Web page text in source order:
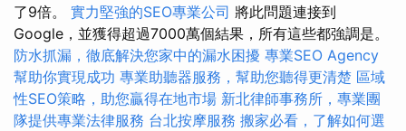
了9倍。 實力堅強的SEO專業公司 將此問題連接到
Google，並獲得超過7000萬個結果，所有這些都強調是。
防水抓漏，徹底解決您家中的漏水困擾 專業SEO Agency
幫助你實現成功 專業助聽器服務，幫助您聽得更清楚 區域
性SEO策略，助您贏得在地市場 新北律師事務所，專業團
隊提供專業法律服務 台北按摩服務 搬家必看，了解如何選